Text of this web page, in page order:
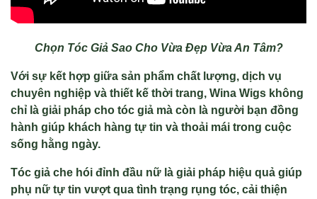
Chọn Tóc Giả Sao Cho Vừa Đẹp Vừa An Tâm?
Với sự kết hợp giữa sản phẩm chất lượng, dịch vụ
chuyên nghiệp và thiết kế thời trang, Wina Wigs không
chỉ là giải pháp cho tóc giả mà còn là người bạn đồng
hành giúp khách hàng tự tin và thoải mái trong cuộc
sống hằng ngày.
Tóc giả che hói đỉnh đầu nữ là giải pháp hiệu quả giúp
phụ nữ tự tin vượt qua tình trạng rụng tóc, cải thiện